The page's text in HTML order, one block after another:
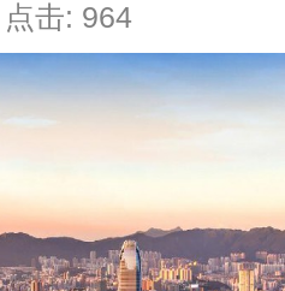
点击: 964